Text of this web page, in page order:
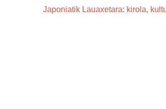
Japoniatik Lauaxetara: kirola,